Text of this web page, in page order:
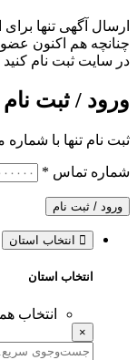
ارسال آگهی تنها
چنانچه هم‌ اکنون
در سایت ثبت نام کنید
ورود / ثبت نام
ثبت نام تنها با
شماره تماس *
ورود / ثبت نام
انتخاب استان
انتخاب
×